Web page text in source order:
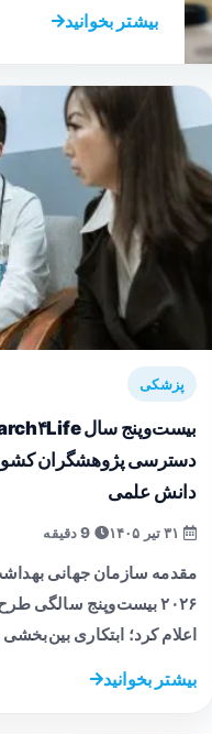
بیشتر بخوانید
پزشکی
دسترسی پژوهشگران
دانش علمی
اعلام کرد؛ ابتکاری
بیشتر بخوانید